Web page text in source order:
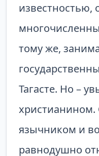
известностью,
тому же,
Тагасте. Но –
христианином.
язычником и
равнодушно